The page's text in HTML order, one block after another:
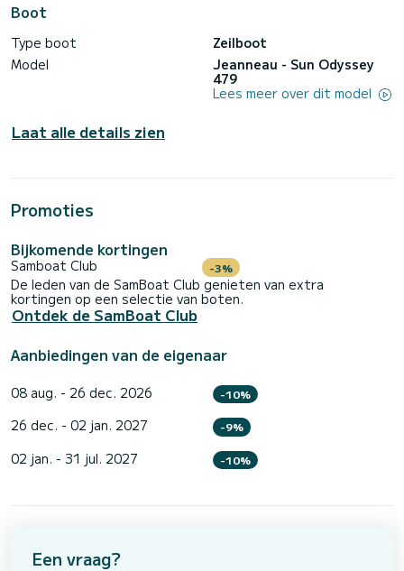
Boot
Type boot
Zeilboot
Model
Jeanneau - Sun Odyssey
479
Lees meer over dit model
Laat alle details zien
Promoties
Bijkomende kortingen
Samboat Club -3%
De leden van de SamBoat Club genieten van extra
kortingen op een selectie van boten.
Ontdek de SamBoat Club
Aanbiedingen van de eigenaar
08 aug. - 26 dec. 2026 -10%
26 dec. - 02 jan. 2027 -9%
02 jan. - 31 jul. 2027 -10%
Een vraag?